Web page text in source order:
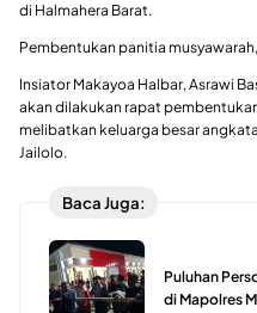
di Halmahera Barat.
Pembentukan panitia
Insiator Makayoa Halbar, Asrawi
akan dilakukan rapat
melibatkan keluarga besar
Jailolo.
Baca Juga:
Puluhan
di Mapolres